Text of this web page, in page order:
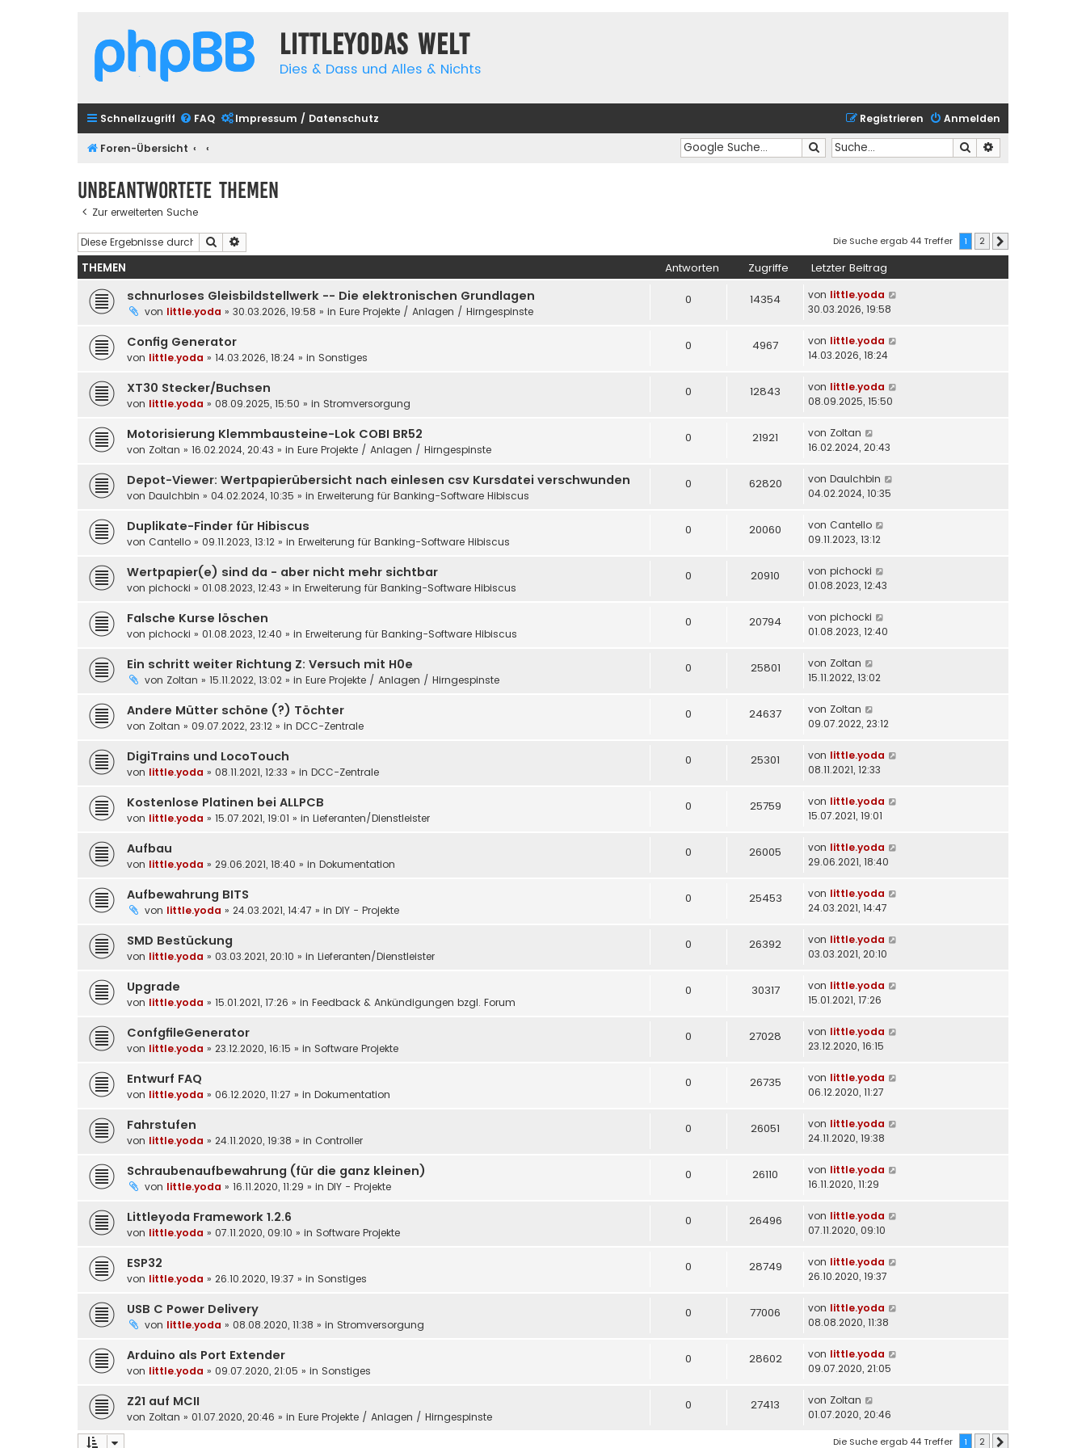
Littleyodas Welt
Dies & Dass und Alles & Nichts
Schnellzugriff FAQ Impressum / Datenschutz Anmelden
Registrieren
Foren-Übersicht Suche
Suche
Unbeantwortete Themen
Zur erweiterten Suche
Suche Die Suche ergab 44 Treffer 1 2
THEMEN Antworten Zugriffe Letzter Beitrag
schnurloses Gleisbildstellwerk -- Die elektronischen Grundlagen
von little.yoda » 30.03.2026, 19:58 » in Eure Projekte / Anlagen / Hirngespinste
0 14354 von little.yoda
30.03.2026, 19:58
Config Generator
von little.yoda » 14.03.2026, 18:24 » in Sonstiges
0 4967 von little.yoda
14.03.2026, 18:24
XT30 Stecker/Buchsen
von little.yoda » 08.09.2025, 15:50 » in Stromversorgung
0 12843 von little.yoda
08.09.2025, 15:50
Motorisierung Klemmbausteine-Lok COBI BR52
von Zoltan » 16.02.2024, 20:43 » in Eure Projekte / Anlagen / Hirngespinste
0 21921 von Zoltan
16.02.2024, 20:43
Depot-Viewer: Wertpapierübersicht nach einlesen csv Kursdatei verschwunden
von DauIchbin » 04.02.2024, 10:35 » in Erweiterung für Banking-Software Hibiscus
0 62820 von DauIchbin
04.02.2024, 10:35
Duplikate-Finder für Hibiscus
von Cantello » 09.11.2023, 13:12 » in Erweiterung für Banking-Software Hibiscus
0 20060 von Cantello
09.11.2023, 13:12
Wertpapier(e) sind da - aber nicht mehr sichtbar
von pichocki » 01.08.2023, 12:43 » in Erweiterung für Banking-Software Hibiscus
0 20910 von pichocki
01.08.2023, 12:43
Falsche Kurse löschen
von pichocki » 01.08.2023, 12:40 » in Erweiterung für Banking-Software Hibiscus
0 20794 von pichocki
01.08.2023, 12:40
Ein schritt weiter Richtung Z: Versuch mit H0e
von Zoltan » 15.11.2022, 13:02 » in Eure Projekte / Anlagen / Hirngespinste
0 25801 von Zoltan
15.11.2022, 13:02
Andere Mütter schöne (?) Töchter
von Zoltan » 09.07.2022, 23:12 » in DCC-Zentrale
0 24637 von Zoltan
09.07.2022, 23:12
DigiTrains und LocoTouch
von little.yoda » 08.11.2021, 12:33 » in DCC-Zentrale
0 25301 von little.yoda
08.11.2021, 12:33
Kostenlose Platinen bei ALLPCB
von little.yoda » 15.07.2021, 19:01 » in Lieferanten/Dienstleister
0 25759 von little.yoda
15.07.2021, 19:01
Aufbau
von little.yoda » 29.06.2021, 18:40 » in Dokumentation
0 26005 von little.yoda
29.06.2021, 18:40
Aufbewahrung BITS
von little.yoda » 24.03.2021, 14:47 » in DIY - Projekte
0 25453 von little.yoda
24.03.2021, 14:47
SMD Bestückung
von little.yoda » 03.03.2021, 20:10 » in Lieferanten/Dienstleister
0 26392 von little.yoda
03.03.2021, 20:10
Upgrade
von little.yoda » 15.01.2021, 17:26 » in Feedback & Ankündigungen bzgl. Forum
0 30317 von little.yoda
15.01.2021, 17:26
ConfgfileGenerator
von little.yoda » 23.12.2020, 16:15 » in Software Projekte
0 27028 von little.yoda
23.12.2020, 16:15
Entwurf FAQ
von little.yoda » 06.12.2020, 11:27 » in Dokumentation
0 26735 von little.yoda
06.12.2020, 11:27
Fahrstufen
von little.yoda » 24.11.2020, 19:38 » in Controller
0 26051 von little.yoda
24.11.2020, 19:38
Schraubenaufbewahrung (für die ganz kleinen)
von little.yoda » 16.11.2020, 11:29 » in DIY - Projekte
0 26110 von little.yoda
16.11.2020, 11:29
Littleyoda Framework 1.2.6
von little.yoda » 07.11.2020, 09:10 » in Software Projekte
0 26496 von little.yoda
07.11.2020, 09:10
ESP32
von little.yoda » 26.10.2020, 19:37 » in Sonstiges
0 28749 von little.yoda
26.10.2020, 19:37
USB C Power Delivery
von little.yoda » 08.08.2020, 11:38 » in Stromversorgung
0 77006 von little.yoda
08.08.2020, 11:38
Arduino als Port Extender
von little.yoda » 09.07.2020, 21:05 » in Sonstiges
0 28602 von little.yoda
09.07.2020, 21:05
Z21 auf MCII
von Zoltan » 01.07.2020, 20:46 » in Eure Projekte / Anlagen / Hirngespinste
0 27413 von Zoltan
01.07.2020, 20:46
Die Suche ergab 44 Treffer 1 2